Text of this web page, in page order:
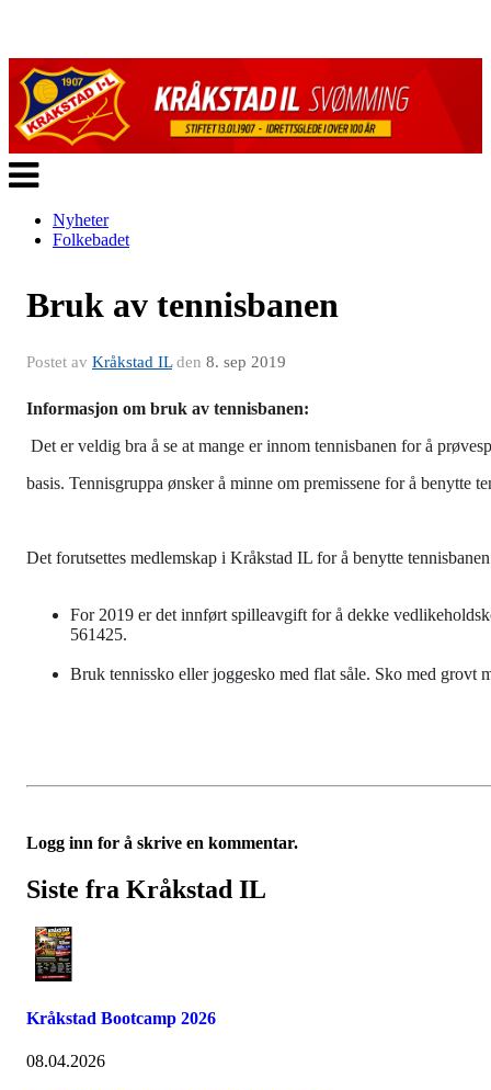
Veksle
navigasjon
Nyheter
Folkebadet
Bruk av tennisbanen
Postet av Kråkstad ILden 8. sep 2019
Informasjon om bruk av tennisbanen:
Det er veldig bra å se at mange er innom tennisbanen for å
basis. Tennisgruppa ønsker å minne om premissene for å benytte
Det forutsettes medlemskap i Kråkstad IL for å benytte
For 2019 er det innført spilleavgift for å dekke
561425.
Bruk tennissko eller joggesko med flat såle. Sko med grovt
Logg inn for å skrive en kommentar.
Siste fra Kråkstad IL
Kråkstad Bootcamp 2026
08.04.2026